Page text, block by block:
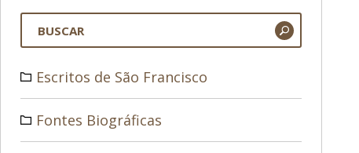
Escritos de São Francisco
Fontes Biográficas